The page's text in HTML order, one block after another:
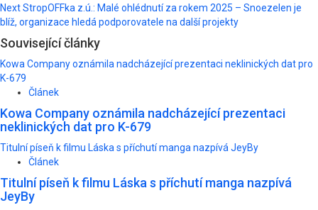
navigation
NextStropOFFka z.ú.: Malé ohlédnutí za rokem 2025 – Snoezelen je
blíž, organizace hledá podporovatele na další projekty
Související články
Kowa Company oznámila nadcházející prezentaci neklinických dat pro
K-679
Článek
Kowa Company oznámila nadcházející prezentaci
neklinických dat pro K-679
Titulní píseň k filmu Láska s příchutí manga nazpívá JeyBy
Článek
Titulní píseň k filmu Láska s příchutí manga nazpívá
JeyBy